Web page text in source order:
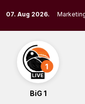
to
content
07. Aug 2026.
BiG 1